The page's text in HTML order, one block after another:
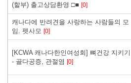
(할부) 출고상담환영 □■ [0]
캐나다에 반려견을 사랑하는 사람들의 모
임. 펫사모 [0]
[KCWA 캐나다한인여성회] 뼈건강 지키기
- 골다공증, 관절염 [0]